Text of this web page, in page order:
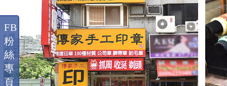
FB
粉
絲
專
頁